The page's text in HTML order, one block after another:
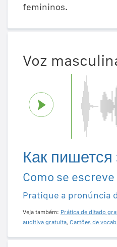
femininos.
Voz
Как пишется
Como se
Pratique a pronúncia
Veja também: Prática de ditado
auditiva gratuita, Cartões de